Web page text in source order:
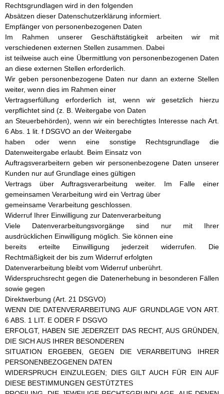
Rechtsgrundlagen wird in den folgenden
Absätzen dieser Datenschutzerklärung informiert.
Empfänger von personenbezogenen Daten
Im Rahmen unserer Geschäftstätigkeit arbeiten wir mit
verschiedenen externen Stellen zusammen. Dabei
ist teilweise auch eine Übermittlung von personenbezogenen Daten
an diese externen Stellen erforderlich.
Wir geben personenbezogene Daten nur dann an externe Stellen
weiter, wenn dies im Rahmen einer
Vertragserfüllung erforderlich ist, wenn wir gesetzlich hierzu
verpflichtet sind (z. B. Weitergabe von Daten
an Steuerbehörden), wenn wir ein berechtigtes Interesse nach Art.
6 Abs. 1 lit. f DSGVO an der Weitergabe
haben oder wenn eine sonstige Rechtsgrundlage die
Datenweitergabe erlaubt. Beim Einsatz von
Auftragsverarbeitern geben wir personenbezogene Daten unserer
Kunden nur auf Grundlage eines gültigen
Vertrags über Auftragsverarbeitung weiter. Im Falle einer
gemeinsamen Verarbeitung wird ein Vertrag über
gemeinsame Verarbeitung geschlossen.
Widerruf Ihrer Einwilligung zur Datenverarbeitung
Viele Datenverarbeitungsvorgänge sind nur mit Ihrer
ausdrücklichen Einwilligung möglich. Sie können eine
bereits erteilte Einwilligung jederzeit widerrufen. Die
Rechtmäßigkeit der bis zum Widerruf erfolgten
Datenverarbeitung bleibt vom Widerruf unberührt.
Widerspruchsrecht gegen die Datenerhebung in besonderen Fällen
sowie gegen
Direktwerbung (Art. 21 DSGVO)
WENN DIE DATENVERARBEITUNG AUF GRUNDLAGE VON ART.
6 ABS. 1 LIT. E ODER F DSGVO
ERFOLGT, HABEN SIE JEDERZEIT DAS RECHT, AUS GRÜNDEN,
DIE SICH AUS IHRER BESONDEREN
SITUATION ERGEBEN, GEGEN DIE VERARBEITUNG IHRER
PERSONENBEZOGENEN DATEN
WIDERSPRUCH EINZULEGEN; DIES GILT AUCH FÜR EIN AUF
DIESE BESTIMMUNGEN GESTÜTZTES